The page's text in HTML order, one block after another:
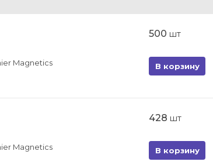
Magnetics
500 шт
В корзину
Magnetics
428 шт
В корзину